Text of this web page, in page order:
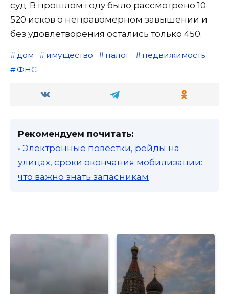
суд. В прошлом году было рассмотрено 10
520 исков о неправомерном завышении и
без удовлетворения остались только 450.
дом имущество налог
недвижимость
ФНС
Рекомендуем почитать:
• Электронные повестки, рейды на
улицах, сроки окончания мобилизации:
что важно знать запасникам